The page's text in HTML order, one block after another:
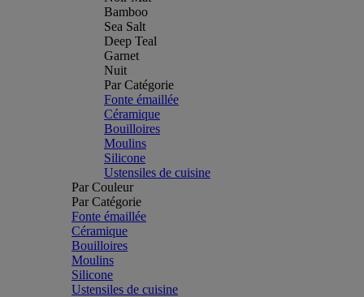
Bamboo
Sea Salt
Deep Teal
Garnet
Nuit
Par Catégorie
Fonte émaillée
Céramique
Bouilloires
Moulins
Silicone
Ustensiles de cuisine
Par Couleur
Par Catégorie
Fonte émaillée
Céramique
Bouilloires
Moulins
Silicone
Ustensiles de cuisine